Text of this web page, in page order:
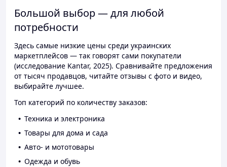
Большой выбор — для любой
потребности
Здесь самые низкие цены среди украинских
маркетплейсов — так говорят сами покупатели
(исследование Kantar, 2025). Сравнивайте предложения
от тысяч продавцов, читайте отзывы с фото и видео,
выбирайте лучшее.
Топ категорий по количеству заказов:
Техника и электроника
Товары для дома и сада
Авто- и мототовары
Одежда и обувь